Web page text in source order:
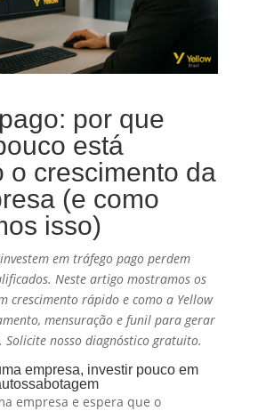
por que
está
o crescimento da
(e como
isso)
em tráfego pago perdem
Neste artigo mostramos os
crescimento rápido e como a Yellow
mensuração e funil para gerar
Solicite nosso diagnóstico gratuito.
empresa, investir pouco em
empresa e espera que o